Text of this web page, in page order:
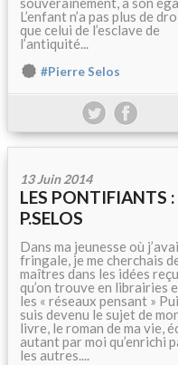
L’enfant n’a pas plus de
que celui de l’esclave de
l’antiquité...
#Pierre Selos
13 Juin 2014
LES PONTIFIANTS :
P.SELOS
Dans ma jeunesse où
fringale, je me cherchais
maîtres dans les idées
qu’on trouve en librairies
les « réseaux pensant »
suis devenu le sujet de
livre, le roman de ma vie,
autant par moi qu’enrichi
les autres....